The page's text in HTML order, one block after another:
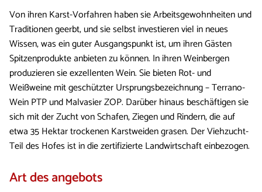
Von ihren Karst-Vorfahren haben sie Arbeitsgewohnheiten und
Traditionen geerbt, und sie selbst investieren viel in neues
Wissen, was ein guter Ausgangspunkt ist, um ihren Gästen
Spitzenprodukte anbieten zu können. In ihren Weinbergen
produzieren sie exzellenten Wein. Sie bieten Rot- und
Weißweine mit geschützter Ursprungsbezeichnung – Terrano-
Wein PTP und Malvasier ZOP. Darüber hinaus beschäftigen sie
sich mit der Zucht von Schafen, Ziegen und Rindern, die auf
etwa 35 Hektar trockenen Karstweiden grasen. Der Viehzucht-
Teil des Hofes ist in die zertifizierte Landwirtschaft einbezogen.
Art des angebots